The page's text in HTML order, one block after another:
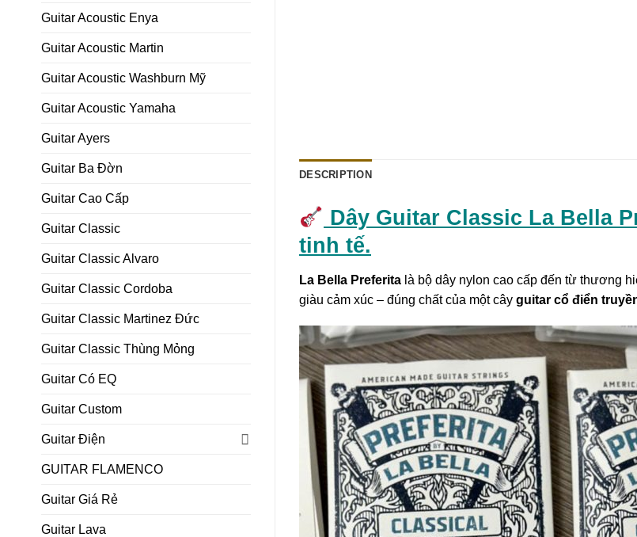
Guitar Acoustic Enya
Guitar Acoustic Martin
Guitar Acoustic Washburn Mỹ
Guitar Acoustic Yamaha
Guitar Ayers
Guitar Ba Đờn
Guitar Cao Cấp
Guitar Classic
Guitar Classic Alvaro
Guitar Classic Cordoba
Guitar Classic Martinez Đức
Guitar Classic Thùng Mỏng
Guitar Có EQ
Guitar Custom
Guitar Điện
GUITAR FLAMENCO
Guitar Giá Rẻ
Guitar Lava
DESCRIPTION
Dây Guitar Classic La Bella
tinh tế.
La Bella Preferita là bộ dây nylon cao cấp đến từ thương
giàu cảm xúc – đúng chất của một cây guitar cổ điển